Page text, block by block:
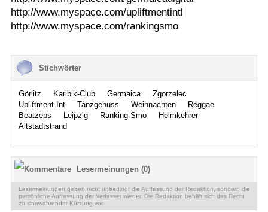
http://www.myspace.com/upliftmentintl
http://www.myspace.com/rankingsmo
Stichwörter
Görlitz Karibik-Club Germaica
Zgorzelec
Upliftment Int
Tanzgenuss Weihnachten
Reggae
Beatzeps
Leipzig Ranking Smo
Heimkehrer
Altstadtstrand
Lesermeinungen (0)
Lesermeinungen geben nicht unbedingt die Auffassung der Redaktion, sondern die
persönliche Auffassung der Verfasser wieder. Die Redaktion behält sich das Recht
zu sinnwahrender Kürzung vor.